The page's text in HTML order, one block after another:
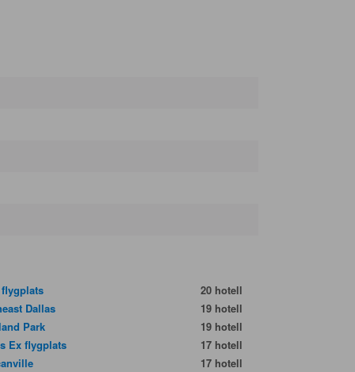
flygplats
20 hotell
Dallas
19 hotell
Park
19 hotell
Ex flygplats
17 hotell
17 hotell